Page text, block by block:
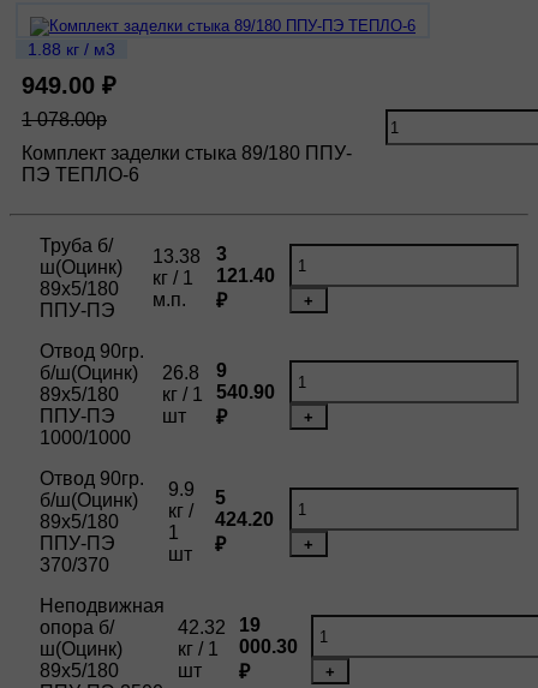
1.88 кг / м3
949.00 ₽
1 078.00р
Комплект заделки стыка 89/180 ППУ-
ПЭ ТЕПЛО-6
Труба б/
ш(Оцинк)
89х5/180
ППУ-ПЭ
13.38
кг / 1
м.п.
3
121.40
₽
+
Отвод 90гр.
б/ш(Оцинк)
89х5/180
ППУ-ПЭ
1000/1000
26.8
кг / 1
шт
9
540.90
₽
+
Отвод 90гр.
б/ш(Оцинк)
89х5/180
ППУ-ПЭ
370/370
9.9
кг /
1
шт
5
424.20
₽
+
Неподвижная
опора б/
ш(Оцинк)
89х5/180
42.32
кг / 1
шт
19
000.30
₽
+